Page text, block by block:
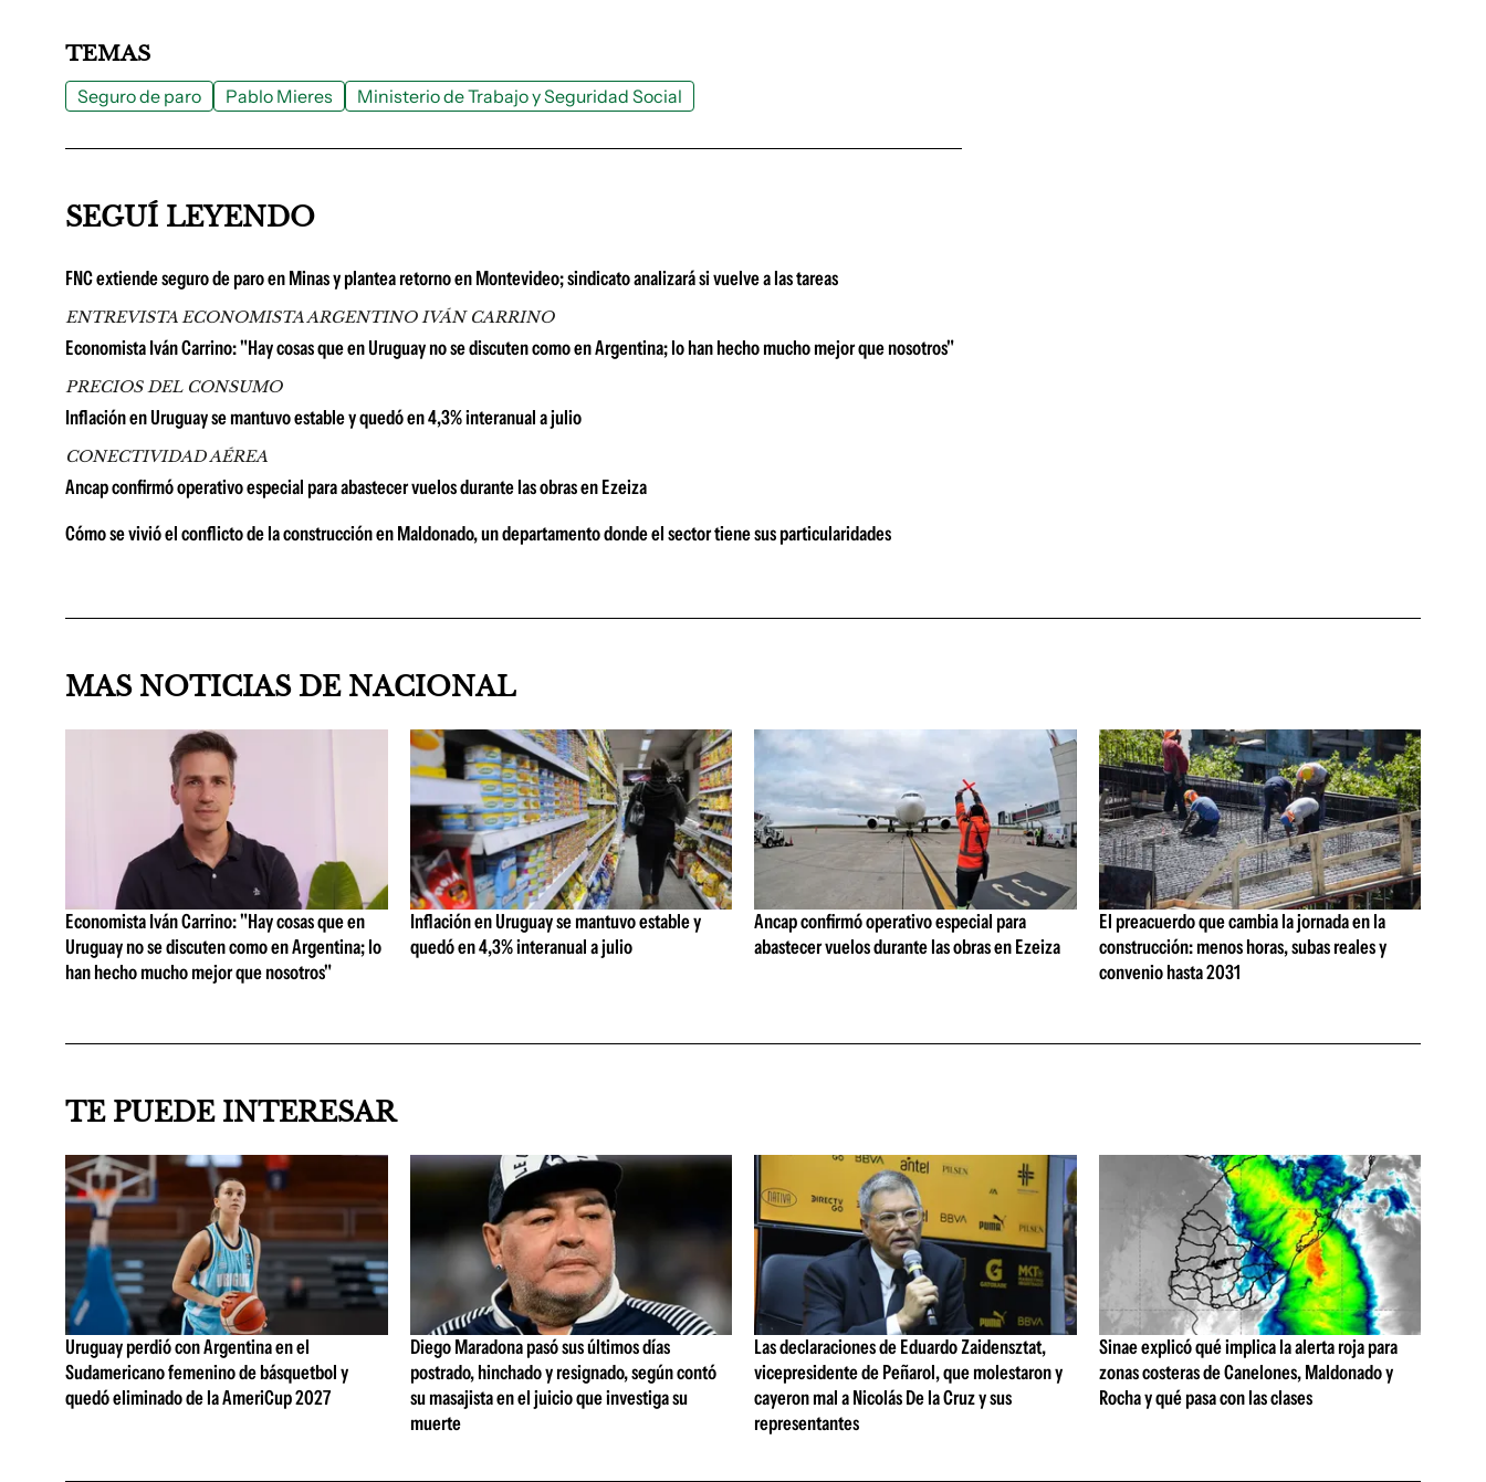
TEMAS
Seguro de paro Pablo Mieres Ministerio de Trabajo y Seguridad Social
SEGUÍ LEYENDO
FNC extiende seguro de paro en Minas y plantea retorno en Montevideo; sindicato analizará si vuelve a las tareas
ENTREVISTA ECONOMISTA ARGENTINO IVÁN CARRINO
Economista Iván Carrino: "Hay cosas que en Uruguay no se discuten como en Argentina; lo han hecho mucho mejor que nosotros"
PRECIOS DEL CONSUMO
Inflación en Uruguay se mantuvo estable y quedó en 4,3% interanual a julio
CONECTIVIDAD AÉREA
Ancap confirmó operativo especial para abastecer vuelos durante las obras en Ezeiza
Cómo se vivió el conflicto de la construcción en Maldonado, un departamento donde el sector tiene sus particularidades
MAS NOTICIAS DE NACIONAL
Economista Iván Carrino: "Hay cosas que en
Uruguay no se discuten como en Argentina; lo
han hecho mucho mejor que nosotros"
Inflación en Uruguay se mantuvo estable y
quedó en 4,3% interanual a julio
Ancap confirmó operativo especial para
abastecer vuelos durante las obras en Ezeiza
El preacuerdo que cambia la jornada en la
construcción: menos horas, subas reales y
convenio hasta 2031
TE PUEDE INTERESAR
Uruguay perdió con Argentina en el
Sudamericano femenino de básquetbol y
quedó eliminado de la AmeriCup 2027
Diego Maradona pasó sus últimos días
postrado, hinchado y resignado, según contó
su masajista en el juicio que investiga su
muerte
Las declaraciones de Eduardo Zaidensztat,
vicepresidente de Peñarol, que molestaron y
cayeron mal a Nicolás De la Cruz y sus
representantes
Sinae explicó qué implica la alerta roja para
zonas costeras de Canelones, Maldonado y
Rocha y qué pasa con las clases